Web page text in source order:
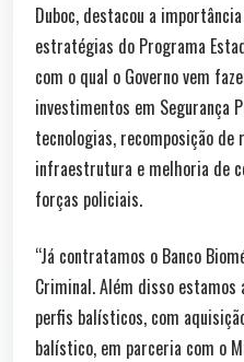
Duboc, destacou a
estratégias do Programa
com o qual o Governo vem
investimentos em Segurança
tecnologias, recomposição de
infraestrutura e melhoria de
forças policiais.
“Já contratamos o Banco
Criminal. Além disso estamos
perfis balísticos, com
balístico, em parceria com o